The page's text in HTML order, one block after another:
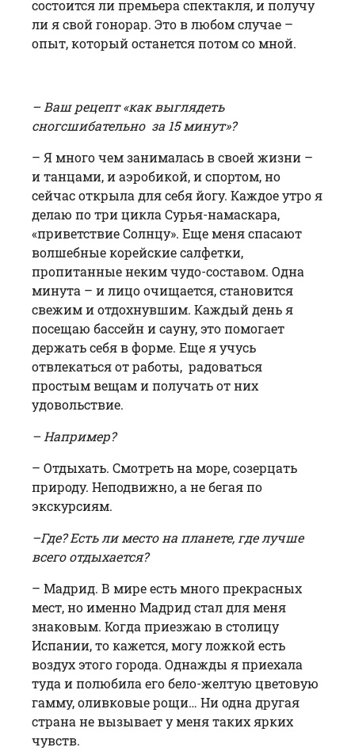
состоится ли премьера спектакля, и получу
ли я свой гонорар. Это в любом случае –
опыт, который останется потом со мной.
– Ваш рецепт «как выглядеть
сногсшибательно за 15 минут»?
– Я много чем занималась в своей жизни –
и танцами, и аэробикой, и спортом, но
сейчас открыла для себя йогу. Каждое утро я
делаю по три цикла Сурья-намаскара,
«приветствие Солнцу». Еще меня спасают
волшебные корейские салфетки,
пропитанные неким чудо-составом. Одна
минута – и лицо очищается, становится
свежим и отдохнувшим. Каждый день я
посещаю бассейн и сауну, это помогает
держать себя в форме. Еще я учусь
отвлекаться от работы, радоваться
простым вещам и получать от них
удовольствие.
– Например?
– Отдыхать. Смотреть на море, созерцать
природу. Неподвижно, а не бегая по
экскурсиям.
–Где? Есть ли место на планете, где лучше
всего отдыхается?
– Мадрид. В мире есть много прекрасных
мест, но именно Мадрид стал для меня
знаковым. Когда приезжаю в столицу
Испании, то кажется, могу ложкой есть
воздух этого города. Однажды я приехала
туда и полюбила его бело-желтую цветовую
гамму, оливковые рощи… Ни одна другая
страна не вызывает у меня таких ярких
чувств.